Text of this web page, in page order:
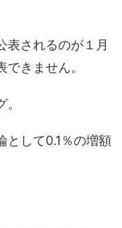
表されるのが１月
きません。
として0.1％の増額